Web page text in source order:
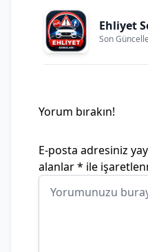
Ehliyet
Son
Yorum bırakın!
E-posta adresiniz
alanlar* ile